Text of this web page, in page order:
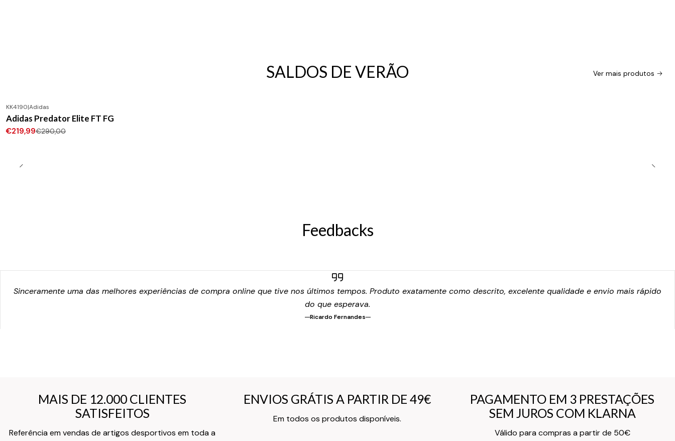
SALDOS DE VERÃO Ver mais produtos
-24%DESCONTO
Novo
KK4190|Adidas
Adidas Predator Elite FT FG
€219,99€290,00
Feedbacks
Sinceramente uma das melhores experiências de compra online que tive nos últimos tempos. Produto exatamente como descrito, excelente qualidade e envio mais rápido
do que esperava.
Ricardo Fernandes
MAIS DE 12.000 CLIENTES
SATISFEITOS
Referência em vendas de artigos desportivos em toda a
MAIS DE 12.000 CLIENTES
SATISFEITOS
Texto do Verso do Cartão de Informação
ENVIOS GRÁTIS A PARTIR DE 49€
Em todos os produtos disponíveis.
ENVIOS GRÁTIS A PARTIR DE 49€
Texto do Verso do Cartão de Informação
PAGAMENTO EM 3 PRESTAÇÕES
SEM JUROS COM KLARNA
Válido para compras a partir de 50€
PAGAMENTO EM 3 PRESTAÇÕES
SEM JUROS COM KLARNA
Texto do Verso do Cartão de Informação